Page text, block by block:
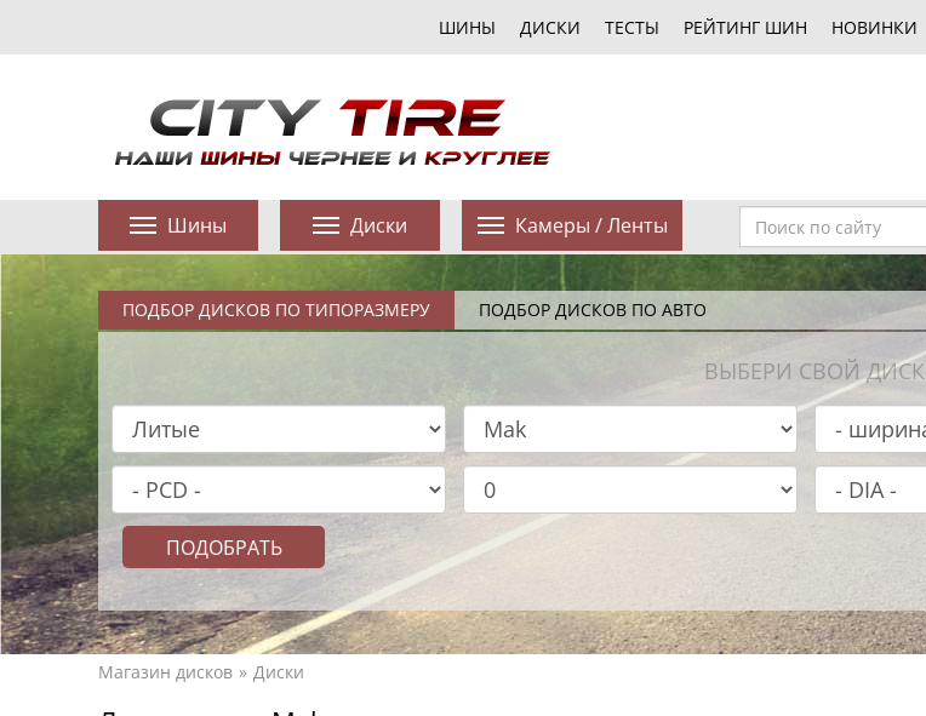
ШИНЫ ДИСКИ ТЕСТЫ РЕЙТИНГ ШИН НОВИНКИ
Шины Диски Камеры / Ленты
ПОДБОР ДИСКОВ ПО ТИПОРАЗМЕРУ ПОДБОР ДИСКОВ ПО АВТО
ВЫБЕРИ СВОЙ ДИСК
Магазин дисков Диски